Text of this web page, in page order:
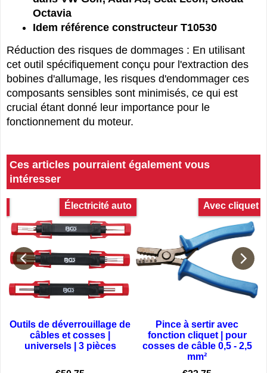
Octavia
Idem référence constructeur T10530
Réduction des risques de dommages : En utilisant
cet outil spécifiquement conçu pour l'extraction des
bobines d'allumage, les risques d'endommager ces
composants sensibles sont minimisés, ce qui est
crucial étant donné leur importance pour le
fonctionnement du moteur.
Ces articles pourraient également vous
intéresser
Électricité auto
Outils de déverrouillage de
câbles et cosses |
universels | 3 pièces
Avec cliquet
Pince à sertir avec
fonction cliquet | pour
cosses de câble 0,5 - 2,5
mm²